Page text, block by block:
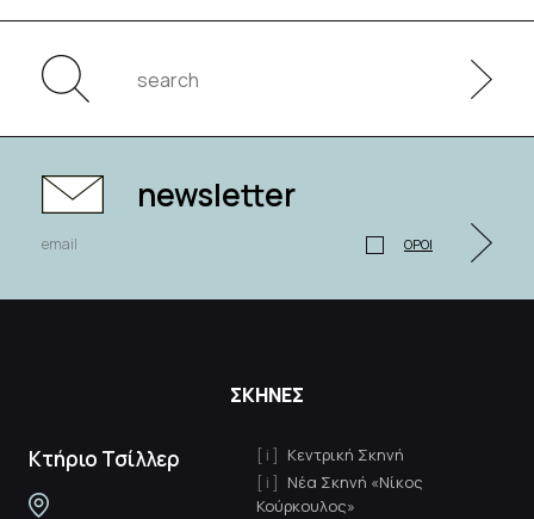
newsletter
ΟΡΟΙ
ΣΚΗΝΕΣ
Κτήριο Τσίλλερ
Κεντρική Σκηνή
Νέα Σκηνή «Νίκος
Κούρκουλος»